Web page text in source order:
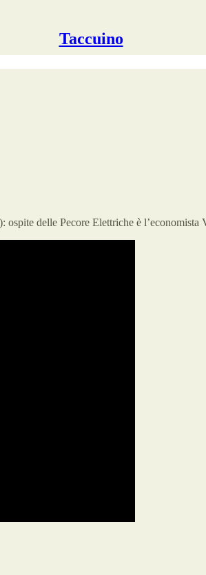
Taccuino
delle Pecore Elettriche è